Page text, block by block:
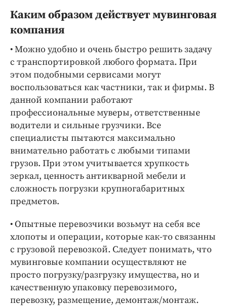
Каким образом действует мувинговая
компания
• Можно удобно и очень быстро решить задачу
с транспортировкой любого формата. При
этом подобными сервисами могут
воспользоваться как частники, так и фирмы. В
данной компании работают
профессиональные муверы, ответственные
водители и сильные грузчики. Все
специалисты пытаются максимально
внимательно работать с любыми типами
грузов. При этом учитывается хрупкость
зеркал, ценность антикварной мебели и
сложность погрузки крупногабаритных
предметов.
• Опытные перевозчики возьмут на себя все
хлопоты и операции, которые как-то связанны
с грузовой перевозкой. Следует понимать, что
мувинговые компании осуществляют не
просто погрузку/разгрузку имущества, но и
качественную упаковку перевозимого,
перевозку, размещение, демонтаж/монтаж.